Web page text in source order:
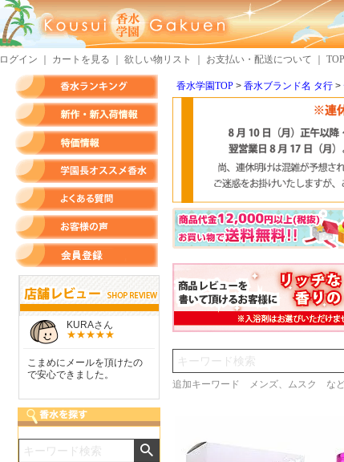
ログイン カートを見る 欲しい物リスト お支払い・配送について TOP
香水学園TOP 香水ブランド名 タ行
検索
追加キーワード メンズ、ムスク な
KURAさん
こまめにメールを頂けたの
で安心できました。
しらすさん
商品が早く届いたのでよか
ったです。また利用させて
もらいます！
量試せ
た。